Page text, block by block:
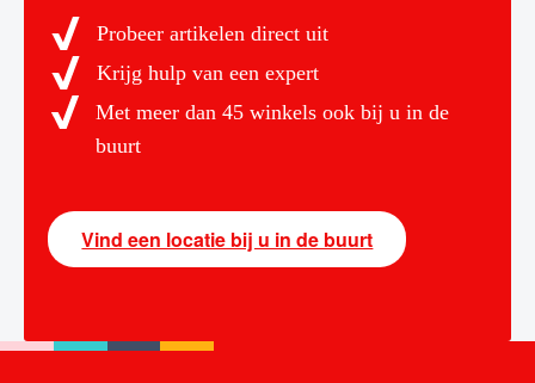
Probeer artikelen direct uit
Krijg hulp van een expert
Met meer dan 45 winkels ook bij u in de
buurt
Vind een locatie bij u in de buurt